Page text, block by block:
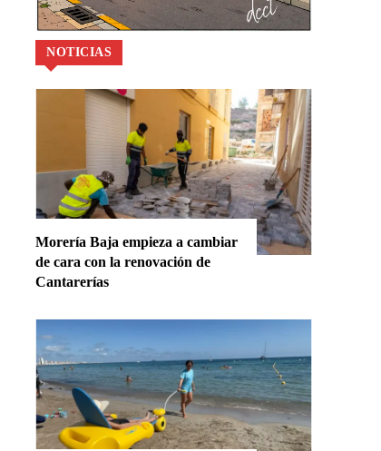
NOTICIAS
Morería Baja empieza a cambiar
de cara con la renovación de
Cantarerías